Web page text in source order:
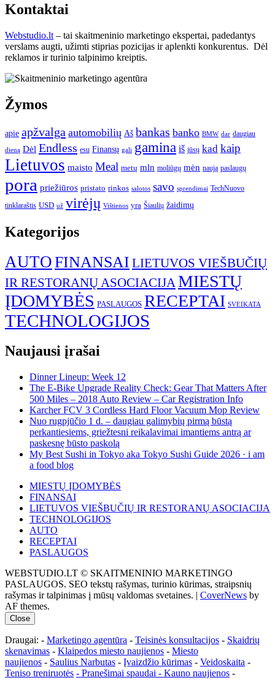
Kontaktai
Webstudio.lt – tai skaitmeninio marketingo ekspertai, padedantys
verslams augti, užimti stiprias pozicijas ir aplenkti konkurentus. Dėl
reklamos ir turinio talpinimo kreiptis.
Žymos
apie apžvalga automobilių Aš bankas banko BMW dar daugiau
dieną Dėl Endless esu Finansų gali gamina iš jūsų kad kaip
Lietuvos maisto Meal metų mln moliūgų mėn naują paslaugų
pora priežiūros pristato rinkos salotos savo sprendimai TechNuovo
tinklaraštis USD už virėjų Vištienos yra Šiaulių žaidimų
Kategorijos
AUTOFINANSAI LIETUVOS VIEŠBUČIŲ
IR RESTORANŲ ASOCIACIJA MIESTŲ
ĮDOMYBĖS PASLAUGOS RECEPTAI SVEIKATA
TECHNOLOGIJOS
Naujausi įrašai
Dinner Lineup: Week 12
The E-Bike Upgrade Reality Check: Gear That Matters After
500 Miles – 2018 Auto Review – Car Registration Info
Karcher FCV 3 Cordless Hard Floor Vacuum Mop Review
Nuo rugpjūčio 1 d. – daugiau galimybių pirmą būstą
perkantiesiems, griežtesni reikalavimai imantiems antrą ar
paskesnę būsto paskolą
My Best Sushi in Tokyo aka Tokyo Sushi Guide 2026 · i am
a food blog
MIESTŲ ĮDOMYBĖS
FINANSAI
LIETUVOS VIEŠBUČIŲ IR RESTORANŲ ASOCIACIJA
TECHNOLOGIJOS
AUTO
RECEPTAI
PASLAUGOS
WEBSTUDIO.LT © SKAITMENINIO MARKETINGO
PASLAUGOS. SEO tekstų rašymas, turinio kūrimas, straipsnių
rašymas ir talpinimas į mūsų valdomas svetaines. | CoverNews by
AF themes.
Close
Draugai: - Marketingo agentūra - Teisinės konsultacijos - Skaidrių
skenavimas - Klaipedos miesto naujienos - Miesto
naujienos - Saulius Narbutas - Įvaizdžio kūrimas - Veidoskaita -
Teniso treniruotės - Pranešimai spaudai - Kauno naujienos -